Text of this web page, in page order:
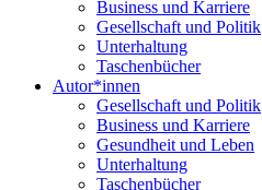
Business und Karriere
Gesellschaft und Politik
Unterhaltung
Taschenbücher
Autor*innen
Gesellschaft und Politik
Business und Karriere
Gesundheit und Leben
Unterhaltung
Taschenbücher